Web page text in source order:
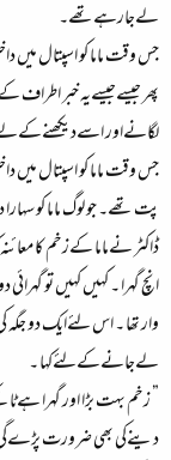
لےجارہےتھے۔
جس وقت ماما کو اسپتال
پھر جیسےجیسےیہ خبر اطراف
لگانےاور
جس وقت ماما کو اسپتال
پت تھے۔ جو لوگ ماما کو
ڈاکٹر نےماما کےزخم کا
انچ گہرا ۔ کہیں کہیں تو
وار تھا ۔ اس لئےایک دو جگہ
لےجانےکےلئےکہا ۔
” زخم بہت بڑا اور گہرا
دینےکی بھی ضرورت